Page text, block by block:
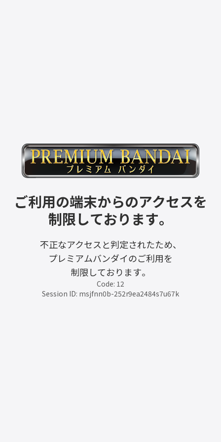
ご利用の端末からのアクセスを
制限しております。
不正なアクセスと判定されたため、
プレミアムバンダイのご利用を
制限しております。
Code: 12
Session ID: msjfnn0b-252r9ea2484s7u67k